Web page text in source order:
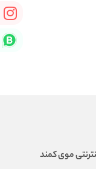
موی کمند